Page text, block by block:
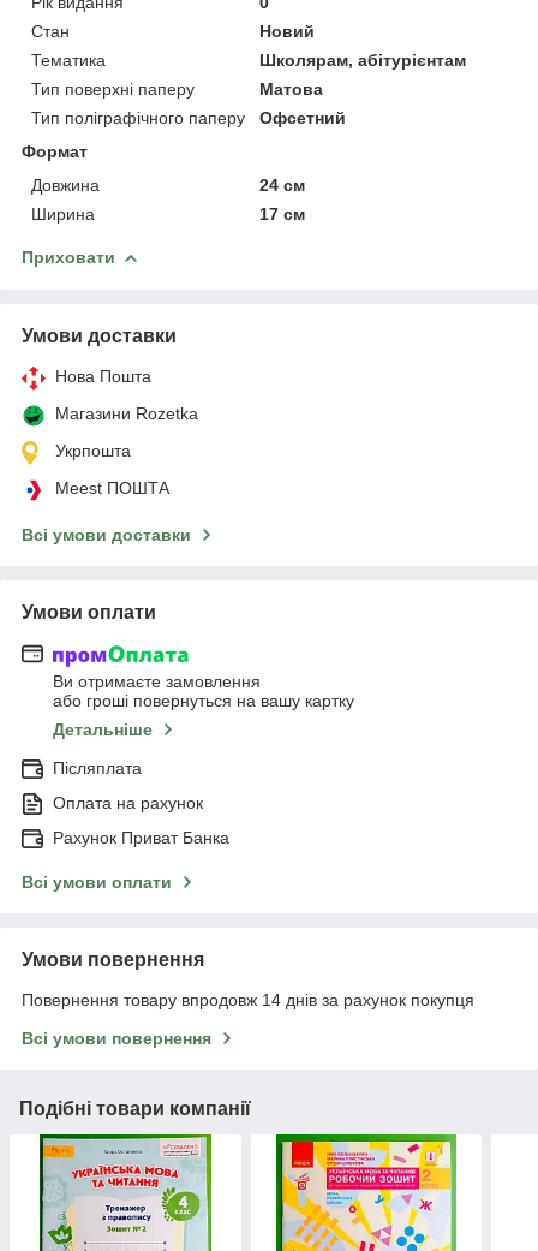
Стан
Новий
Тематика
Школярам, абітурієнтам
Тип поверхні паперу
Матова
Тип поліграфічного паперу
Офсетний
Формат
Довжина
24 см
Ширина
17 см
Приховати
Умови доставки
Нова Пошта
Магазини Rozetka
Укрпошта
Meest ПОШТА
Всі умови доставки
Умови оплати
Ви отримаєте замовлення
або гроші повернуться на вашу картку
Детальніше
Післяплата
Оплата на рахунок
Рахунок Приват Банка
Всі умови оплати
Умови повернення
Повернення товару впродовж 14 днів за рахунок покупця
Всі умови повернення
Подібні товари компанії